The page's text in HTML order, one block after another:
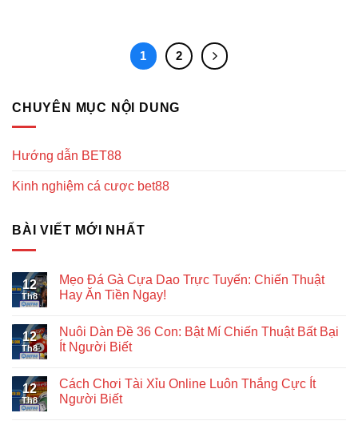
1 2
CHUYÊN MỤC NỘI DUNG
Hướng dẫn BET88
Kinh nghiệm cá cược bet88
BÀI VIẾT MỚI NHẤT
12
Th8
Mẹo Đá Gà Cựa Dao Trực Tuyến: Chiến Thuật
Hay Ăn Tiền Ngay!
12
Th8
Nuôi Dàn Đề 36 Con: Bật Mí Chiến Thuật Bất Bại
Ít Người Biết
12
Th8
Cách Chơi Tài Xỉu Online Luôn Thắng Cực Ít
Người Biết